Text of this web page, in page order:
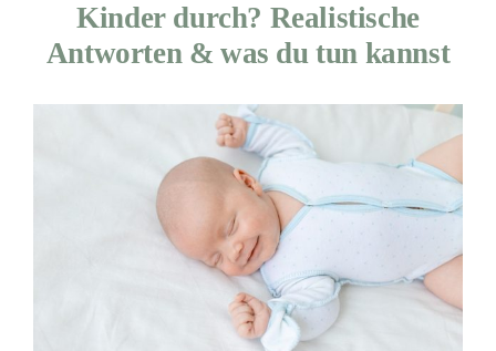
Über mich – Daniela Scholer
Beratungen
Kinder durch? Realistische
Antworten & was du tun kannst